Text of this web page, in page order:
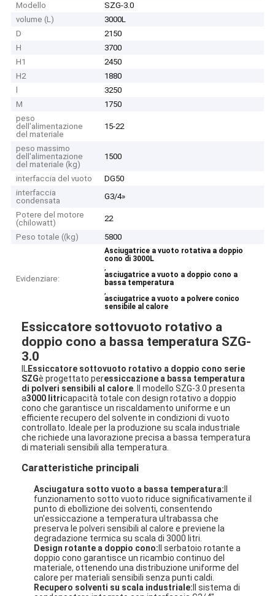
Modello
SZG-3.0
volume (L)
3000L
D
2150
H
3700
H1
2450
H2
1880
3250
M
1750
peso
dell'alimentazione
del materiale
15-22
peso massimo
dell'alimentazione
del materiale (kg)
1500
interfaccia del vuoto
DG50
interfaccia
condensata
G3/4»
Potere del motore
(chilowatt)
22
Peso totale ((kg)
5800
Evidenziare:
Asciugatrice a vuoto rotativa a doppio
cono di 3000L
,
asciugatrice a vuoto a doppio cono a
bassa temperatura
,
asciugatrice a vuoto a polvere conico
sensibile al calore
Essiccatore sottovuoto rotativo a
doppio cono a bassa temperatura SZG-
3.0
IL Essiccatore sottovuoto rotativo a doppio cono serie
SZGè progettato peressiccazione a bassa temperatura
di polveri sensibili al calore . Il modello SZG-3.0 presenta
a3000 litricapacità totale con design rotativo a doppio
cono che garantisce un riscaldamento uniforme e un
efficiente recupero del solvente in condizioni di vuoto
controllato. Ideale per la produzione su scala industriale
che richiede una lavorazione precisa a bassa temperatura
di materiali sensibili alla temperatura.
Caratteristiche principali
Asciugatura sotto vuoto a bassa temperatura:
funzionamento sotto vuoto riduce significativamente il
punto di ebollizione dei solventi, consentendo
un'essiccazione a temperatura ultrabassa che
preserva le polveri sensibili al calore e previene la
degradazione termica su scala di 3000 litri.
Design rotante a doppio cono: Il serbatoio rotante a
doppio cono garantisce un ricambio continuo del
materiale, ottenendo una distribuzione uniforme del
calore per materiali sensibili senza punti caldi.
Recupero solventi su scala industriale: Il sistema di